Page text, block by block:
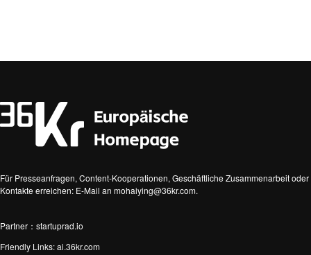
Für Presseanfragen, Content-Kooperationen, Geschäftliche Zusammenarbeit
Kontakte erreichen: E-Mail an mohaiying@36kr.com.
Partner：startuprad.io
Friendly Links:ai.36kr.com